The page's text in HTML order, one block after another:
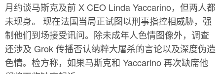
月约谈马斯克及前 X CEO Linda Yaccarino，但两人都
未现身。 现在法国当局正试图以刑事指控相威胁，强
制他们到场接受讯问。除未成年人色情图像外，调查
还涉及 Grok 传播否认纳粹大屠杀的言论以及深度伪造
色情。检方称，如果马斯克和 Yaccarino 再次缺席他